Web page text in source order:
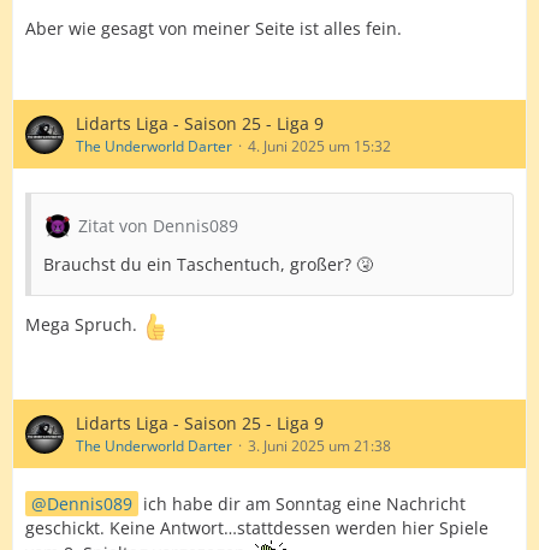
Aber wie gesagt von meiner Seite ist alles fein.
Lidarts Liga - Saison 25 - Liga 9
The Underworld Darter 4. Juni 2025 um 15:32
Zitat von Dennis089
Brauchst du ein Taschentuch, großer? 🤧
Mega Spruch.
Lidarts Liga - Saison 25 - Liga 9
The Underworld Darter 3. Juni 2025 um 21:38
Dennis089 ich habe dir am Sonntag eine Nachricht
geschickt. Keine Antwort…stattdessen werden hier Spiele